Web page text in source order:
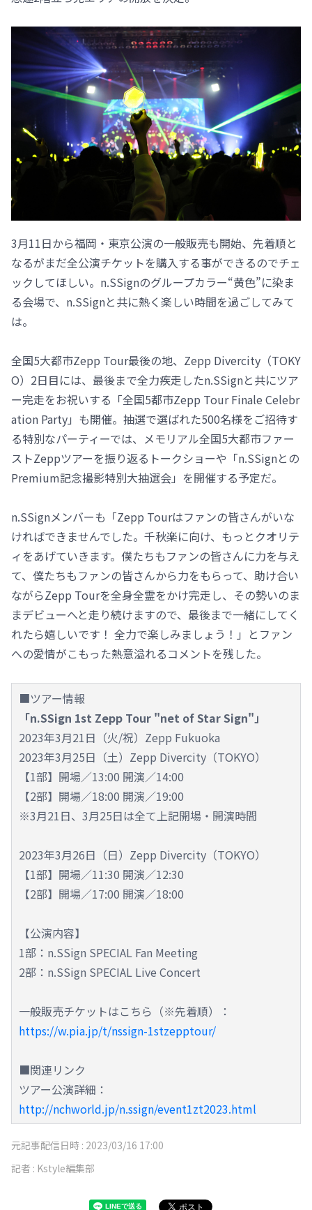
3月11日から福岡・東京公演の一般販売も開始、先着順と
なるがまだ全公演チケットを購入する事ができるのでチェ
ックしてほしい。n.SSignのグループカラー“黄色”に染ま
る会場で、n.SSignと共に熱く楽しい時間を過ごしてみて
は。
全国5大都市Zepp Tour最後の地、Zepp Divercity（TOKY
O）2日目には、最後まで全力疾走したn.SSignと共にツア
ー完走をお祝いする「全国5都市Zepp Tour Finale Celebr
ation Party」も開催。抽選で選ばれた500名様をご招待す
る特別なパーティーでは、メモリアル全国5大都市ファー
ストZeppツアーを振り返るトークショーや「n.SSignとの
Premium記念撮影特別大抽選会」を開催する予定だ。
n.SSignメンバーも「Zepp Tourはファンの皆さんがいな
ければできませんでした。千秋楽に向け、もっとクオリテ
ィをあげていきます。僕たちもファンの皆さんに力を与え
て、僕たちもファンの皆さんから力をもらって、助け合い
ながらZepp Tourを全身全霊をかけ完走し、その勢いのま
まデビューへと走り続けますので、最後まで一緒にしてく
れたら嬉しいです！ 全力で楽しみましょう！」とファン
への愛情がこもった熱意溢れるコメントを残した。
■ツアー情報
「n.SSign 1st Zepp Tour "net of Star Sign"」
2023年3月21日（火/祝）Zepp Fukuoka
2023年3月25日（土）Zepp Divercity（TOKYO）
【1部】開場／13:00 開演／14:00
【2部】開場／18:00 開演／19:00
※3月21日、3月25日は全て上記開場・開演時間
2023年3月26日（日）Zepp Divercity（TOKYO）
【1部】開場／11:30 開演／12:30
【2部】開場／17:00 開演／18:00
【公演内容】
1部：n.SSign SPECIAL Fan Meeting
2部：n.SSign SPECIAL Live Concert
一般販売チケットはこちら（※先着順）：
https://w.pia.jp/t/nssign-1stzepptour/
■関連リンク
ツアー公演詳細：
http://nchworld.jp/n.ssign/event1zt2023.html
元記事配信日時 : 2023/03/16 17:00
記者 : Kstyle編集部